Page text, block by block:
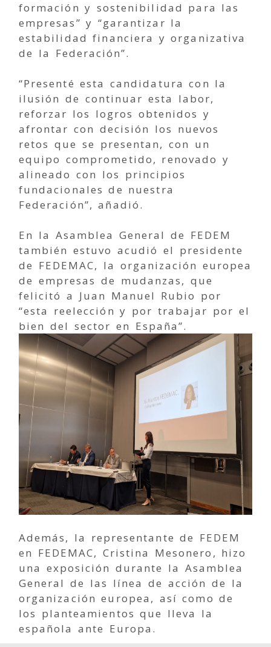
formación y sostenibilidad para las
empresas” y “garantizar la
estabilidad financiera y organizativa
de la Federación”.
“Presenté esta candidatura con la
ilusión de continuar esta labor,
reforzar los logros obtenidos y
afrontar con decisión los nuevos
retos que se presentan, con un
equipo comprometido, renovado y
alineado con los principios
fundacionales de nuestra
Federación”, añadió.
En la Asamblea General de FEDEM
también estuvo acudió el presidente
de FEDEMAC, la organización europea
de empresas de mudanzas, que
felicitó a Juan Manuel Rubio por
“esta reelección y por trabajar por el
bien del sector en España”.
Además, la representante de FEDEM
en FEDEMAC, Cristina Mesonero, hizo
una exposición durante la Asamblea
General de las línea de acción de la
organización europea, así como de
los planteamientos que lleva la
española ante Europa.